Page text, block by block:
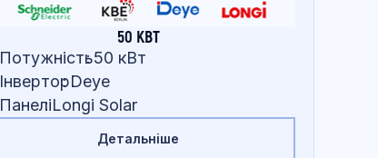
50 КВТ
Потужність
:50 кВт
Інвертор
: Deye
Панелі
: Longi Solar
Детальніше